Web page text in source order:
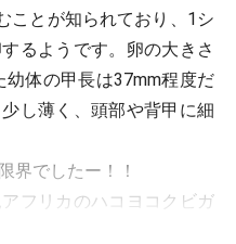
ことが知られており、1シ
るようです。卵の大きさ
幼体の甲長は37mm程度だ
し薄く、頭部や背甲に細
界でしたー！！
フリカのハコヨコクビガ